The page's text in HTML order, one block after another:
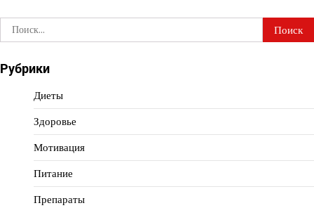
Найти:
Рубрики
Диеты
Здоровье
Мотивация
Питание
Препараты